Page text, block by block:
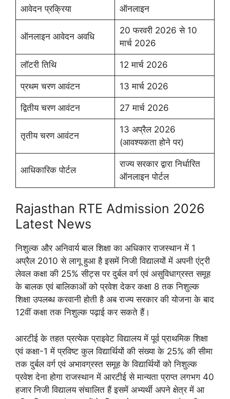
आवेदन प्रक्रिया ऑनलाइन
ऑनलाइन आवेदन अवधि
20 फरवरी 2026 से 10
मार्च 2026
लॉटरी तिथि 12 मार्च 2026
प्रथम चरण आवंटन 13 मार्च 2026
द्वितीय चरण आवंटन 27 मार्च 2026
तृतीय चरण आवंटन
13 अप्रैल 2026
(आवश्यकता होने पर)
आधिकारिक पोर्टल
राज्य सरकार द्वारा निर्धारित
ऑनलाइन पोर्टल
Rajasthan RTE Admission 2026
Latest News
निशुल्क और अनिवार्य बाल शिक्षा का अधिकार राजस्थान में 1
अप्रैल 2010 से लागू हुआ है इसमें निजी विद्यालयों में अपनी एंट्री
लेवल कक्षा की 25% सीट्स पर दुर्बल वर्ग एवं असुविधाग्रस्त समूह
के बालक एवं बालिकाओं को प्रवेश देकर कक्षा 8 तक निशुल्क
शिक्षा उपलब्ध करवानी होती है अब राज्य सरकार की योजना के बाद
12वीं कक्षा तक निशुल्क पढ़ाई कर सकते हैं।
आरटीई के तहत प्रत्येक प्राइवेट विद्यालय में पूर्व प्राथमिक शिक्षा
एवं कक्षा-1 में प्रविष्ट कुल विद्यार्थियों की संख्या के 25% की सीमा
तक दुर्बल वर्ग एवं अभावग्रस्त समूह के विद्यार्थियों को निशुल्क
प्रवेश देना होगा राजस्थान में आरटीई से मान्यता प्राप्त लगभग 40
हजार निजी विद्यालय संचालित हैं इसमें अभ्यर्थी अपने क्षेत्र में आ